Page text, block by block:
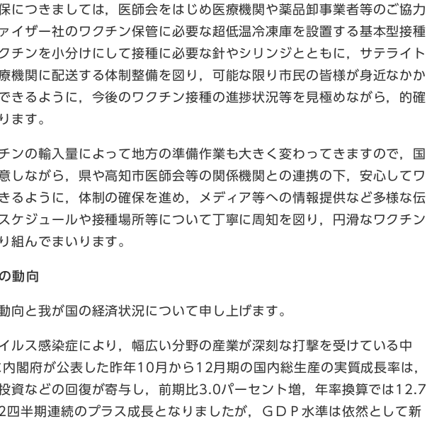
につきましては，医師会をはじめ医療機関や薬品卸事業者等のご協力
イザー社のワクチン保管に必要な超低温冷凍庫を設置する基本型接種
チンを小分けにして接種に必要な針やシリンジとともに，サテライト
機関に配送する体制整備を図り，可能な限り市民の皆様が身近なかか
きるように，今後のワクチン接種の進捗状況等を見極めながら，的確
ます。
ンの輸入量によって地方の準備作業も大きく変わってきますので，国
しながら，県や高知市医師会等の関係機関との連携の下，安心してワ
るように，体制の確保を進め，メディア等への情報提供など多様な伝
ケジュールや接種場所等について丁寧に周知を図り，円滑なワクチン
組んでまいります。
動向
向と我が国の経済状況について申し上げます。
ルス感染症により，幅広い分野の産業が深刻な打撃を受けている中
閣府が公表した昨年10月から12月期の国内総生産の実質成長率は，
資などの回復が寄与し，前期比3.0パーセント増，年率換算では12.7
四半期連続のプラス成長となりましたが，ＧＤＰ水準は依然として新